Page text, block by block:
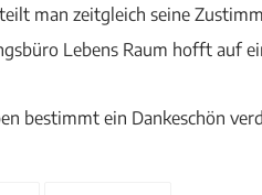
man zeitgleich seine
Lebens Raum hofft auf
bestimmt ein Dankeschön